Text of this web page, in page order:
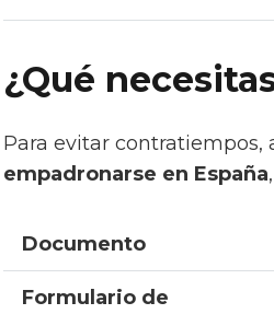
¿Qué
Para evitar contratiempos,
empadronarse en España
Documento
Formulario de